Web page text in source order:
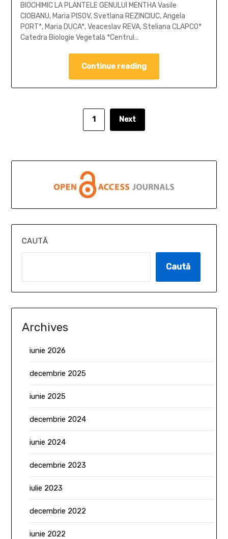
BIOCHIMIC LA PLANTELE GENULUI MENTHA Vasile
CIOBANU, Maria PISOV, Svetlana REZINCIUC, Angela
PORT*, Maria DUCA*, Veaceslav REVA, Steliana CLAPCO*
Catedra Biologie Vegetală *Centrul…
Continue reading
1 Next
CAUTĂ
Caută
Archives
iunie 2026
decembrie 2025
iunie 2025
decembrie 2024
iunie 2024
decembrie 2023
iulie 2023
decembrie 2022
iunie 2022